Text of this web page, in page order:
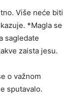
Više neće biti
*Magla se
sagledate
zaista jesu.
o važnom
sputavalo.